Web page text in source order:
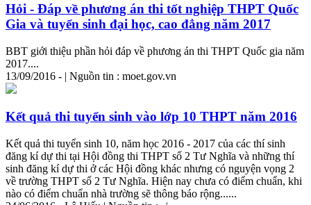
Hỏi - Đáp về phương án thi tốt nghiệp THPT Quốc
Gia và tuyển sinh đại học, cao đẳng năm 2017
BBT giới thiệu phần hỏi đáp về phương án thi THPT Quốc gia năm
2017....
13/09/2016 - | Nguồn tin : moet.gov.vn
Kết quả thi tuyển sinh vào lớp 10 THPT năm 2016
Kết quả thi tuyển sinh 10, năm học 2016 - 2017 của các thí sinh
đăng kí dự thi tại Hội đồng thi THPT số 2 Tư Nghĩa và những thí
sinh đăng kí dự thi ở các Hội đồng khác nhưng có nguyện vọng 2
về trường THPT số 2 Tư Nghĩa. Hiện nay chưa có điểm chuẩn, khi
nào có điểm chuẩn nhà trường sẽ thông báo rộng......